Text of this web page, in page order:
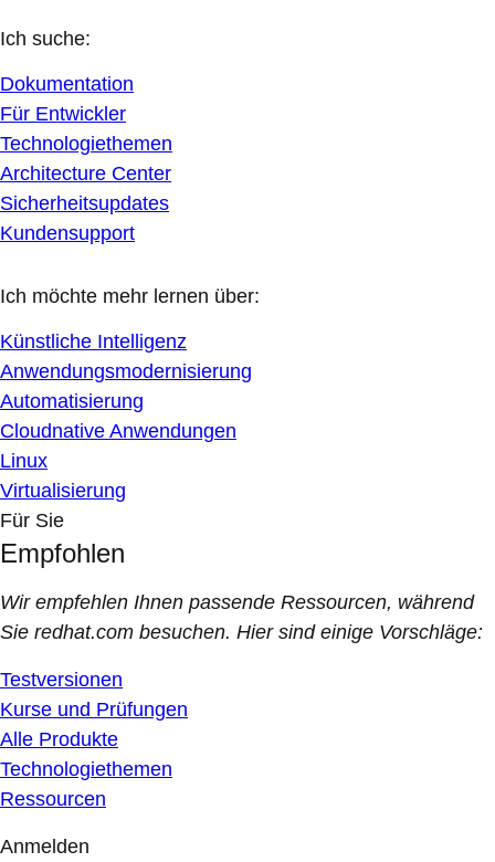
Ich suche:
Dokumentation
Für Entwickler
Technologiethemen
Architecture Center
Sicherheitsupdates
Kundensupport
Ich möchte mehr lernen über:
Künstliche Intelligenz
Anwendungsmodernisierung
Automatisierung
Cloudnative Anwendungen
Linux
Virtualisierung
Für Sie
Empfohlen
Wir empfehlen Ihnen passende Ressourcen, während
Sie redhat.com besuchen. Hier sind einige Vorschläge:
Testversionen
Kurse und Prüfungen
Alle Produkte
Technologiethemen
Ressourcen
Anmelden